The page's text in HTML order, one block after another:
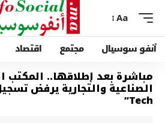
Aa
أنفو سوسيال مجتمع اقتصاد
مباشرة بعد إطلاقها.. المكتب
Tech”